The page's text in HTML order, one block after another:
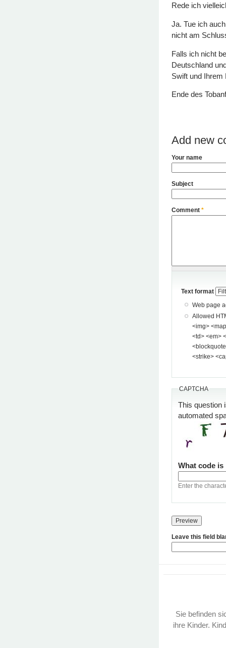
Rede ich
Ja. Tue ich
nicht am
Falls ich nicht
Deutschland
Swift und Ihrem
Ende des
Add new
Your name
Subject
Comment *
Text format
Web page
Allowed HTML tags: <a> <p> <span> <div>
<img> <map> <area> <hr> <br>
<td> <em> <b> <u> <i>
<blockquote> <pre>
<strike>
CAPTCHA
This question
automated
What code
Enter the
Leave this field
Sie befinden
ihre Kinder.